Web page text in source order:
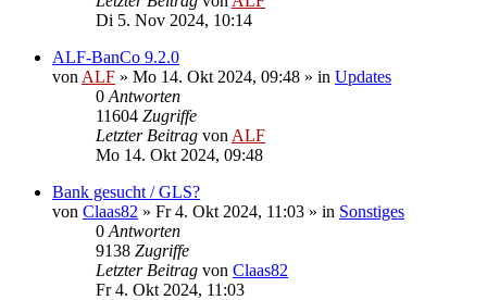
Di 5. Nov 2024, 10:14
ALF-BanCo 9.2.0
von ALF » Mo 14. Okt 2024, 09:48 » in Updates
0 Antworten
11604 Zugriffe
Letzter Beitrag von ALF
Mo 14. Okt 2024, 09:48
Bank gesucht / GLS?
von Claas82 » Fr 4. Okt 2024, 11:03 » in Sonstiges
0 Antworten
9138 Zugriffe
Letzter Beitrag von Claas82
Fr 4. Okt 2024, 11:03